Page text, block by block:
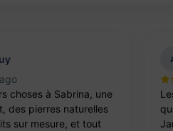
choses à Sabrina, une
des pierres naturelles
sur mesure, et tout